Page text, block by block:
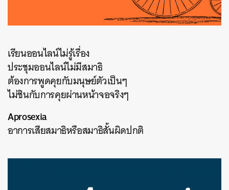
เรียนออนไลน์ไม่รู้เรื่อง
ประชุมออนไลน์ไม่มีสมาธิ
ต้องการพูดคุยกับมนุษย์ตัวเป็นๆ
ไม่ชินกับการคุยผ่านหน้าจอจริงๆ
Aprosexia
อาการเสียสมาธิหรือสมาธิสั้นผิดปกติ
TWEET LINE EMAIL